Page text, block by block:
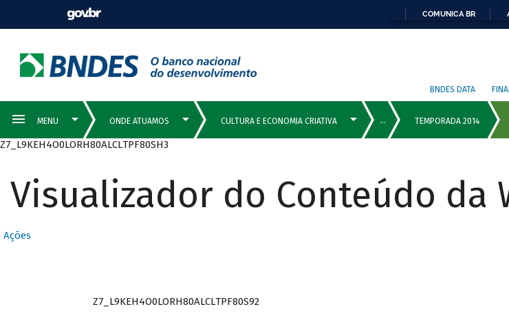
COMUNICA BR
BNDES DATA
Z7_L9KEH4O0LORH80ALCLTPF80SH3
Visualizador do Conteúdo da
Ações
Z7_L9KEH4O0LORH80ALCLTPF80S92